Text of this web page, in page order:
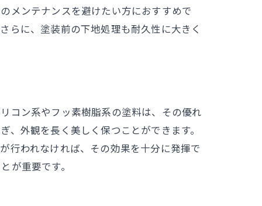
メンテナンスを避けたい方におすすめで
らに、塗装前の下地処理も耐久性に大きく
コン系やフッ素樹脂系の塗料は、その優れ
外観を長く美しく保つことができます。
行われなければ、その効果を十分に発揮で
が重要です。